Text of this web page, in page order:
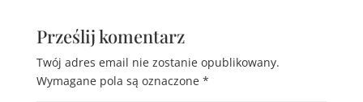
Prześlij komentarz
Twój adres email nie zostanie opublikowany.
Wymagane pola są oznaczone *